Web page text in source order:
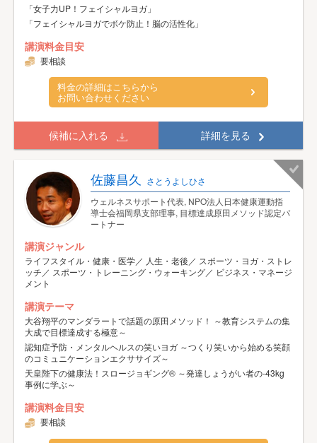
「女子力UP！フェイシャルヨガ」
「フェイシャルヨガでボケ防止！脳の活性化」
講演料金目安
要相談
料金の詳細はこちらから
お問い合わせください
候補に入れる 詳細を見る
佐藤昌久 さとうよしひさ
ウェルネスサポート代表, NPO法人日本健康運動指
導士会福岡県支部理事, 目標達成原田メソッド認定パ
ートナー
講演ジャンル
ライフスタイル・健康・医学／ 人生・老後／ スポーツ・ヨガ・ストレ
ッチ／ スポーツ・トレーニング・ウォーキング／ ビジネス・マネージ
メント
講演テーマ
大谷翔平のマンダラートで話題の原田メソッド！ ～教育システムの集
大成で目標達成する極意～
認知症予防・メンタルヘルスの笑いヨガ ～つくり笑いから始める笑顔
のコミュニケーションエクササイズ～
天皇陛下の健康法！スロージョギング® ～発達しょうがい者の-43kg
事例に学ぶ～
講演料金目安
要相談